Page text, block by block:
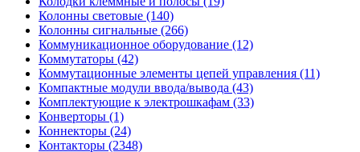
Колонны световые (140)
Колонны сигнальные (266)
Коммуникационное оборудование (12)
Коммутаторы (42)
Коммутационные элементы цепей управления (11)
Компактные модули ввода/вывода (43)
Комплектующие к электрошкафам (33)
Конверторы (1)
Коннекторы (24)
Контакторы (2348)